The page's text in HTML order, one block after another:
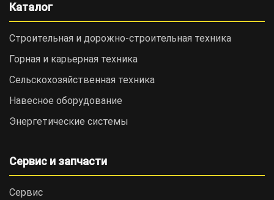
Каталог
Строительная и дорожно-cтроительная техника
Горная и карьерная техника
Сельскохозяйственная техника
Навесное оборудование
Энергетические системы
Сервис и запчасти
Сервис